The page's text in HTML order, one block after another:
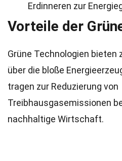
Erdinneren zur
Vorteile der
Grüne Technologien bieten
über die bloße
tragen zur Reduzierung von
Treibhausgasemissionen
nachhaltige Wirtschaft.